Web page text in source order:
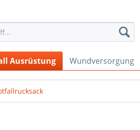
Ausrüstung Wundversorgung